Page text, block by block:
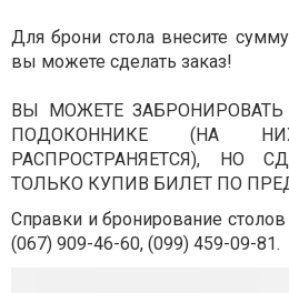
Для брони стола внесите
вы можете сделать заказ!
ВЫ МОЖЕТЕ
ПОДОКОННИКЕ (НА
РАСПРОСТРАНЯЕТСЯ), НО
ТОЛЬКО КУПИВ БИЛЕТ ПО
Справки и бронирование
(067) 909-46-60, (099) 459-09-81.